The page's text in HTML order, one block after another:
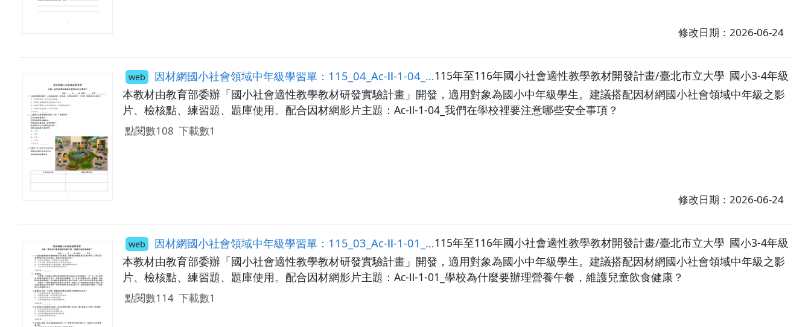
修改日期：2026-06-24
web 因材網國小社會領域中年級學習單：115_04_Ac-Ⅱ-1-04_我們在學校裡要注意哪些安全事項？ 115年至116年國小社會適性教學教材開發計畫/臺北市立大學 國小3-4年級
本教材由教育部委辦「國小社會適性教學教材研發實驗計畫」開發，適用對象為國小中年級學生。建議搭配因材網國小社會領域中年級之影
片、檢核點、練習題、題庫使用。配合因材網影片主題：Ac-Ⅱ-1-04_我們在學校裡要注意哪些安全事項？
點閱數108 下載數1
修改日期：2026-06-24
web 因材網國小社會領域中年級學習單：115_03_Ac-Ⅱ-1-01_學校為什麼要辦理營養午餐，維護兒童飲食健康？ 115年至116年國小社會適性教學教材開發計畫/臺北市立大學 國小3-4年級
本教材由教育部委辦「國小社會適性教學教材研發實驗計畫」開發，適用對象為國小中年級學生。建議搭配因材網國小社會領域中年級之影
片、檢核點、練習題、題庫使用。配合因材網影片主題：Ac-Ⅱ-1-01_學校為什麼要辦理營養午餐，維護兒童飲食健康？
點閱數114 下載數1